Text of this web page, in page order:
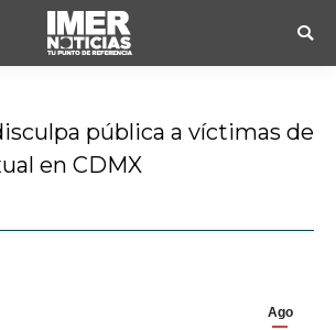
pública a víctimas de
en CDMX
Ago